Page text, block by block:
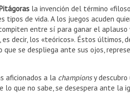
la invención del término
tipos de vida. A los juegos acuden
entre sí para ganar el aplauso
decir, los «teóricos». Éstos últimos,
se despliega ante sus ojos,
aficionados a la championsy descubro
lo que no sabe, se desespera ante la